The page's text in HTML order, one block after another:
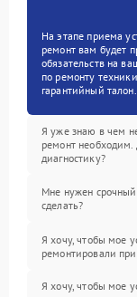
На этапе приема
ремонт вам будет
обязательств на
по ремонту
гарантийный талон.
Я уже знаю в чем
ремонт необходим.
диагностику?
Мне нужен
сделать?
Я хочу, чтобы мое
ремонтировали
Я хочу, чтобы мое